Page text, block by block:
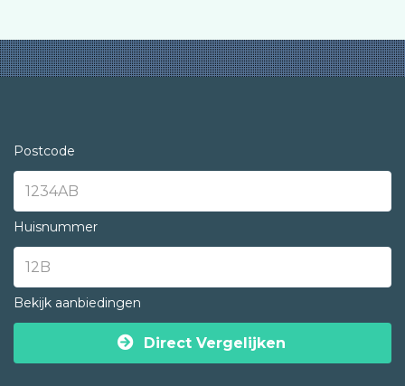
Postcode
Huisnummer
Bekijk aanbiedingen
Direct Vergelijken